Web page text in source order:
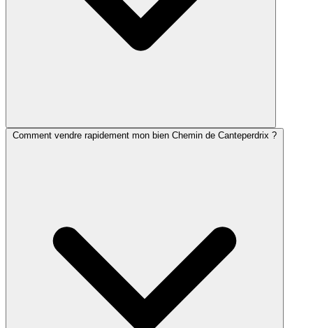
Comment vendre rapidement mon bien Chemin de Canteperdrix ?